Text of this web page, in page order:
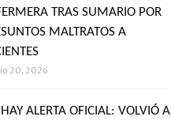
TRAS SUMARIO POR
MALTRATOS A
20, 2026
ALERTA OFICIAL: VOLVIÓ A